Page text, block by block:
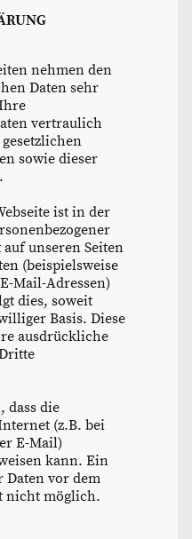
nehmen den
Daten sehr
vertraulich
sowie dieser
ist in der
unseren Seiten
(beispielsweise
Mail-Adressen)
dies, soweit
Basis. Diese
ausdrückliche
dass die
(z.B. bei
E-Mail)
kann. Ein
Daten vor dem
nicht möglich.